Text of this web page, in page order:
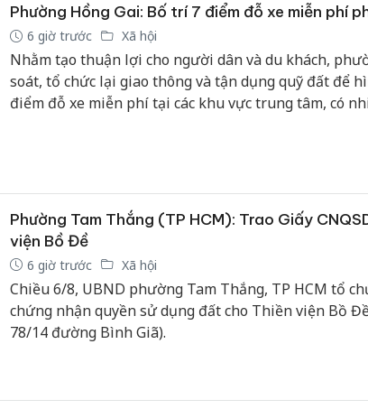
Phường Hồng Gai: Bố trí 7 điểm đỗ xe miễn phí
6 giờ trước Xã hội
Nhằm tạo thuận lợi cho người dân và du khách,
soát, tổ chức lại giao thông và tận dụng quỹ đất để
điểm đỗ xe miễn phí tại các khu vực trung tâm, có
Phường Tam Thắng (TP HCM): Trao Giấy
viện Bồ Đề
6 giờ trước Xã hội
Chiều 6/8, UBND phường Tam Thắng, TP HCM tổ
chứng nhận quyền sử dụng đất cho Thiền viện Bồ
78/14 đường Bình Giã).